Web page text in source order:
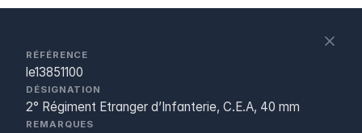
RÉFÉRENCE
le13851100
DÉSIGNATION
2° Régiment Etranger d’Infanterie, C.E.A, 40 mm
REMARQUES